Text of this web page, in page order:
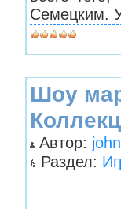
Семецким.
Шоу
Автор:
Раздел: